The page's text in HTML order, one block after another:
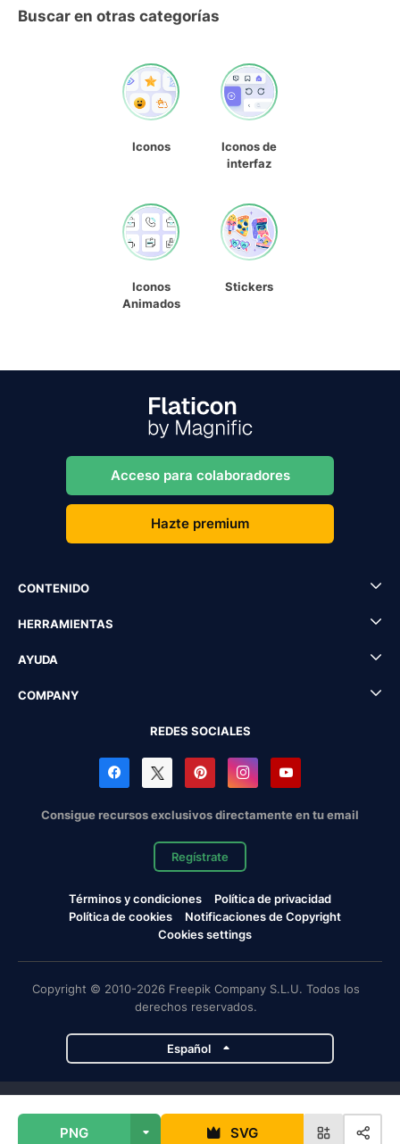
PNG SVG
Buscar en otras categorías
Iconos
Iconos de
interfaz
Iconos
Animados
Stickers
Acceso para colaboradores
Hazte premium
CONTENIDO
HERRAMIENTAS
AYUDA
COMPANY
REDES SOCIALES
Consigue recursos exclusivos directamente en tu email
Regístrate
Términos y condiciones
Política de privacidad
Política de cookies
Notificaciones de Copyright
Cookies settings
Copyright © 2010-2026 Freepik Company S.L.U. Todos los
derechos reservados.
Español